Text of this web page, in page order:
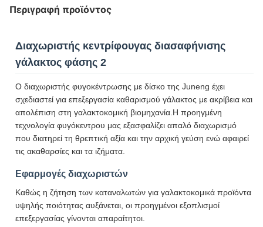
Περιγραφή προϊόντος
Διαχωριστής κεντρίφουγας διασαφήνισης
γάλακτος φάσης 2
Ο διαχωριστής φυγοκέντρωσης με δίσκο της Juneng έχει
σχεδιαστεί για επεξεργασία καθαρισμού γάλακτος με ακρίβεια και
απολέπιση στη γαλακτοκομική βιομηχανία.Η προηγμένη
τεχνολογία φυγόκεντρου μας εξασφαλίζει απαλό διαχωρισμό
που διατηρεί τη θρεπτική αξία και την αρχική γεύση ενώ αφαιρεί
τις ακαθαρσίες και τα ιζήματα.
Εφαρμογές διαχωριστών
Καθώς η ζήτηση των καταναλωτών για γαλακτοκομικά προϊόντα
υψηλής ποιότητας αυξάνεται, οι προηγμένοι εξοπλισμοί
επεξεργασίας γίνονται απαραίτητοι.